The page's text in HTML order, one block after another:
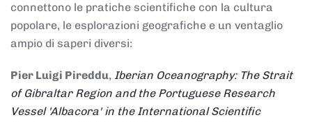
connettono le pratiche scientifiche con la cultura
popolare, le esplorazioni geografiche e un ventaglio
ampio di saperi diversi:
Pier Luigi Pireddu, Iberian Oceanography: The Strait
of Gibraltar Region and the Portuguese Research
Vessel 'Albacora' in the International Scientific